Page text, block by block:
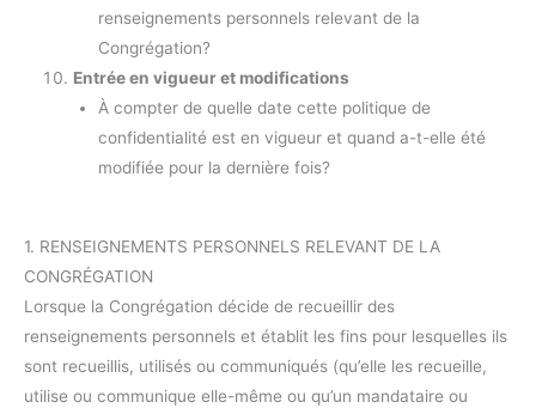
renseignements personnels relevant de la
Congrégation?
Entrée en vigueur et modifications
À compter de quelle date cette politique de
confidentialité est en vigueur et quand a-t-elle été
modifiée pour la dernière fois?
1. RENSEIGNEMENTS PERSONNELS RELEVANT DE LA
CONGRÉGATION
Lorsque la Congrégation décide de recueillir des
renseignements personnels et établit les fins pour lesquelles ils
sont recueillis, utilisés ou communiqués (qu’elle les recueille,
utilise ou communique elle-même ou qu’un mandataire ou